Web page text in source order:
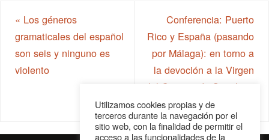
« Los géneros
gramaticales del español
son seis y ninguno es
violento
Conferencia: Puerto
Rico y España (pasando
por Málaga): en torno a
la devoción a la Virgen
del Carmen de San Juan
Utilizamos cookies propias y de
terceros durante la navegación por el
sitio web, con la finalidad de permitir el
acceso a las funcionalidades de la